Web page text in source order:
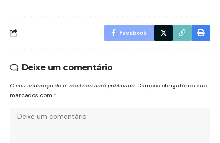
Facebook
Deixe um comentário
O seu endereço de e-mail não será publicado. Campos obrigatórios são
marcados com *